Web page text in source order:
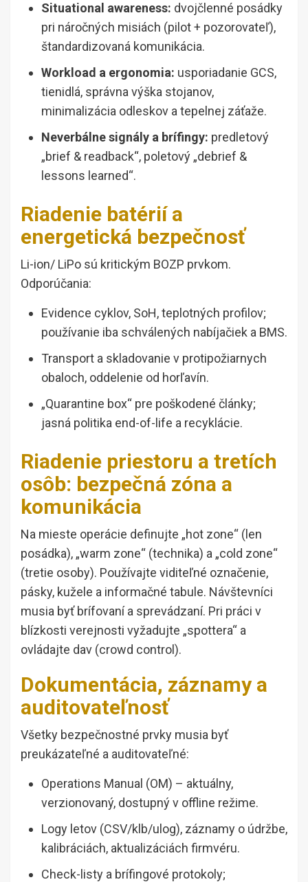
Situational awareness: dvojčlenné posádky
pri náročných misiách (pilot + pozorovateľ),
štandardizovaná komunikácia.
Workload a ergonomia: usporiadanie GCS,
tienidlá, správna výška stojanov,
minimalizácia odleskov a tepelnej záťaže.
Neverbálne signály a brífingy: predletový
„brief & readback“, poletový „debrief &
lessons learned“.
Riadenie batérií a
energetická bezpečnosť
Li-ion/ LiPo sú kritickým BOZP prvkom.
Odporúčania:
Evidence cyklov, SoH, teplotných profilov;
používanie iba schválených nabíjačiek a BMS.
Transport a skladovanie v protipožiarnych
obaloch, oddelenie od horľavín.
„Quarantine box“ pre poškodené články;
jasná politika end-of-life a recyklácie.
Riadenie priestoru a tretích
osôb: bezpečná zóna a
komunikácia
Na mieste operácie definujte „hot zone“ (len
posádka), „warm zone“ (technika) a „cold zone“
(tretie osoby). Používajte viditeľné označenie,
pásky, kužele a informačné tabule. Návštevníci
musia byť brífovaní a sprevádzaní. Pri práci v
blízkosti verejnosti vyžadujte „spottera“ a
ovládajte dav (crowd control).
Dokumentácia, záznamy a
auditovateľnosť
Všetky bezpečnostné prvky musia byť
preukázateľné a auditovateľné:
Operations Manual (OM) – aktuálny,
verzionovaný, dostupný v offline režime.
Logy letov (CSV/klb/ulog), záznamy o údržbe,
kalibráciách, aktualizáciách firmvéru.
Check-listy a brífingové protokoly;